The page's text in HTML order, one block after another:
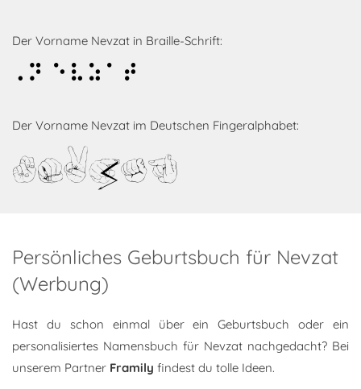
Der Vorname Nevzat in Braille-Schrift:
Nevzat
Der Vorname Nevzat im Deutschen Fingeralphabet:
Nevzat
Persönliches Geburtsbuch für Nevzat
(Werbung)
Hast du schon einmal über ein Geburtsbuch oder ein
personalisiertes Namensbuch für Nevzat nachgedacht? Bei
unserem Partner Framily findest du tolle Ideen.